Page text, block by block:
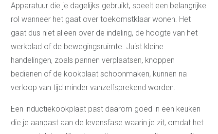
Apparatuur die je dagelijks gebruikt, speelt een belangrijke
rol wanneer het gaat over toekomstklaar wonen. Het
gaat dus niet alleen over de indeling, de hoogte van het
werkblad of de bewegingsruimte. Juist kleine
handelingen, zoals pannen verplaatsen, knoppen
bedienen of de kookplaat schoonmaken, kunnen na
verloop van tijd minder vanzelfsprekend worden.
Een inductiekookplaat past daarom goed in een keuken
die je aanpast aan de levensfase waarin je zit, omdat het